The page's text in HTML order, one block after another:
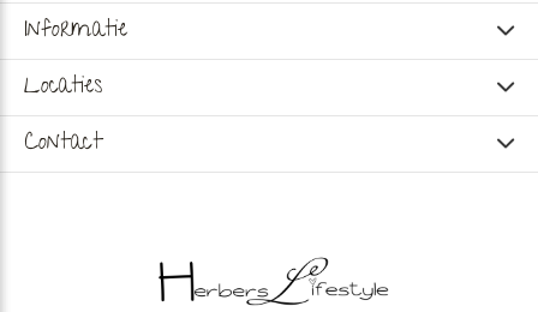
Informatie
Locaties
Contact